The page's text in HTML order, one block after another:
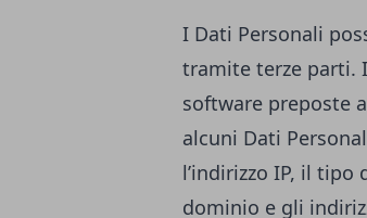
I Dati Personali
tramite terze parti.
software preposte
alcuni Dati
l’indirizzo IP, il
dominio e gli